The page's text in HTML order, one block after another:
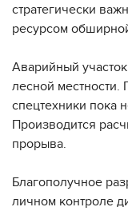
стратегически
ресурсом
Аварийный
лесной
спецтехники пока
Производится
прорыва.
Благополучное
личном контроле